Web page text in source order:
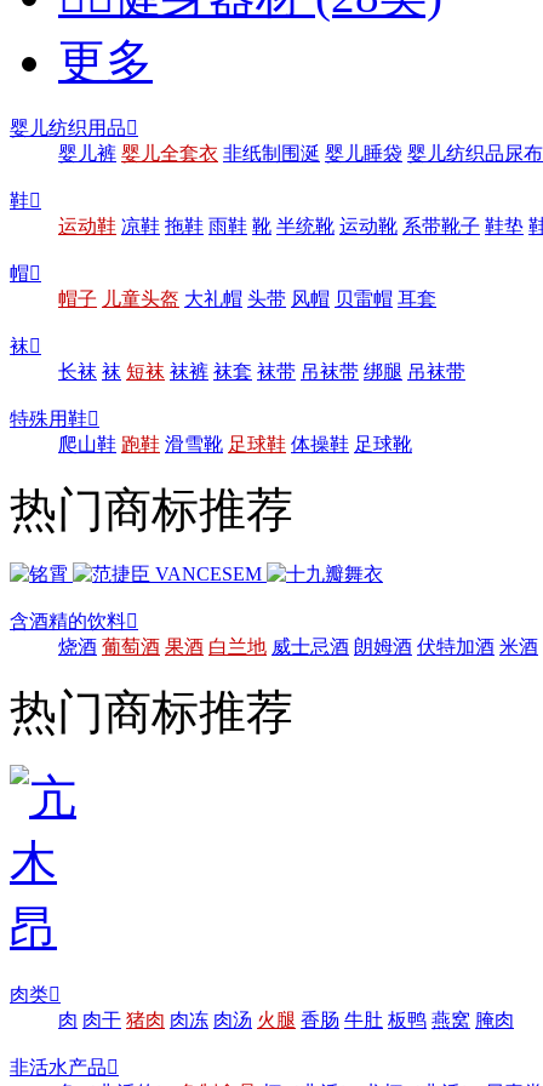
更多
婴儿纺织用品
婴儿裤 婴儿全套衣 非纸制围涎 婴儿睡袋 婴儿纺织品尿布
鞋
运动鞋 凉鞋 拖鞋 雨鞋 靴 半统靴 运动靴 系带靴子 鞋垫
帽
帽子 儿童头盔 大礼帽 头带 风帽 贝雷帽 耳套
袜
长袜 袜 短袜 袜裤 袜套 袜带 吊袜带 绑腿 吊袜带
特殊用鞋
爬山鞋 跑鞋 滑雪靴 足球鞋 体操鞋 足球靴
热门商标推荐
含酒精的饮料
烧酒 葡萄酒 果酒 白兰地 威士忌酒 朗姆酒 伏特加酒 米酒
热门商标推荐
肉类
肉 肉干 猪肉 肉冻 肉汤 火腿 香肠 牛肚 板鸭 燕窝 腌肉
非活水产品